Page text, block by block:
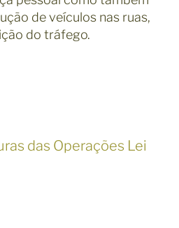
de veículos nas ruas,
do tráfego.
das Operações Lei